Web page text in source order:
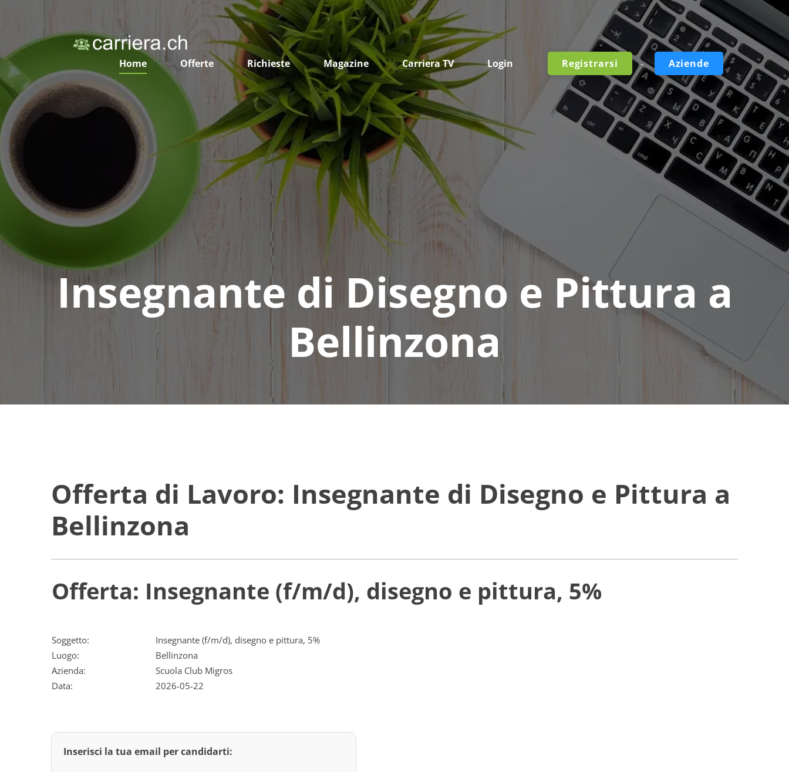
Home Offerte Richieste Magazine Carriera TV Login Registrarsi - Aziende
Insegnante di Disegno e Pittura a
Bellinzona
Offerta di Lavoro: Insegnante di Disegno e Pittura a
Bellinzona
Offerta: Insegnante (f/m/d), disegno e pittura, 5%
Soggetto:
Insegnante (f/m/d), disegno e pittura, 5%
Luogo:
Bellinzona
Azienda:
Scuola Club Migros
Data:
2026-05-22
Inserisci la tua email per candidarti: